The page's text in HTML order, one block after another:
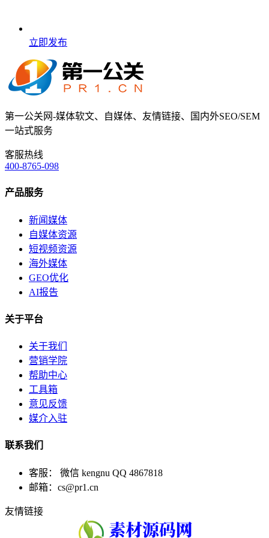
立即发布
第一公关网-媒体软文、自媒体、友情链接、国内外SEO/SEM
一站式服务
客服热线
400-8765-098
产品服务
新闻媒体
自媒体资源
短视频资源
海外媒体
GEO优化
AI报告
关于平台
关于我们
营销学院
帮助中心
工具箱
意见反馈
媒介入驻
联系我们
客服： 微信 kengnu QQ 4867818
邮箱：cs@pr1.cn
友情链接